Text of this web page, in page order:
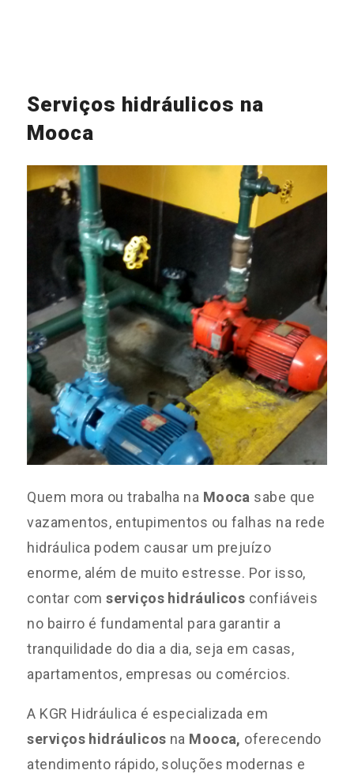
Serviços hidráulicos na
Mooca
Quem mora ou trabalha na Mooca sabe que
vazamentos, entupimentos ou falhas na rede
hidráulica podem causar um prejuízo
enorme, além de muito estresse. Por isso,
contar comserviços hidráulicos confiáveis
no bairro é fundamental para garantir a
tranquilidade do dia a dia, seja em casas,
apartamentos, empresas ou comércios.
A KGR Hidráulica é especializada em
serviços hidráulicos na Mooca, oferecendo
atendimento rápido, soluções modernas e